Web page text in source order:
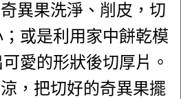
異果洗淨、削皮，切
或是利用家中餅乾模
愛的形狀後切厚片。
，把切好的奇異果擺